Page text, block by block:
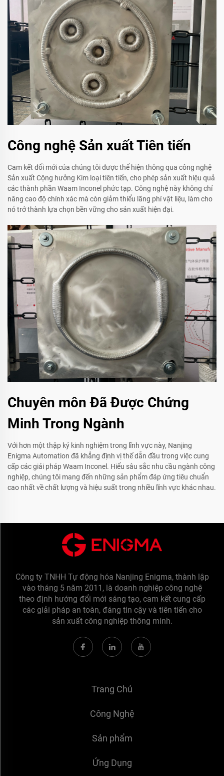
Công nghệ Sản xuất Tiên tiến
Cam kết đổi mới của chúng tôi được thể hiện thông qua công nghệ
Sản xuất Cộng hưởng Kim loại tiên tiến, cho phép sản xuất hiệu quả
các thành phần Waam Inconel phức tạp. Công nghệ này không chỉ
nâng cao độ chính xác mà còn giảm thiểu lãng phí vật liệu, làm cho
nó trở thành lựa chọn bền vững cho sản xuất hiện đại.
Chuyên môn Đã Được Chứng
Minh Trong Ngành
Với hơn một thập kỷ kinh nghiệm trong lĩnh vực này, Nanjing
Enigma Automation đã khẳng định vị thế dẫn đầu trong việc cung
cấp các giải pháp Waam Inconel. Hiểu sâu sắc nhu cầu ngành công
nghiệp, chúng tôi mang đến những sản phẩm đáp ứng tiêu chuẩn
cao nhất về chất lượng và hiệu suất trong nhiều lĩnh vực khác nhau.
Công ty TNHH Tự động hóa Nanjing Enigma, thành lập
vào tháng 5 năm 2011, là doanh nghiệp công nghệ
theo định hướng đổi mới sáng tạo, cam kết cung cấp
các giải pháp an toàn, đáng tin cậy và tiên tiến cho
sản xuất công nghiệp thông minh.
Trang Chủ
Công Nghệ
Sản phẩm
Ứng Dụng